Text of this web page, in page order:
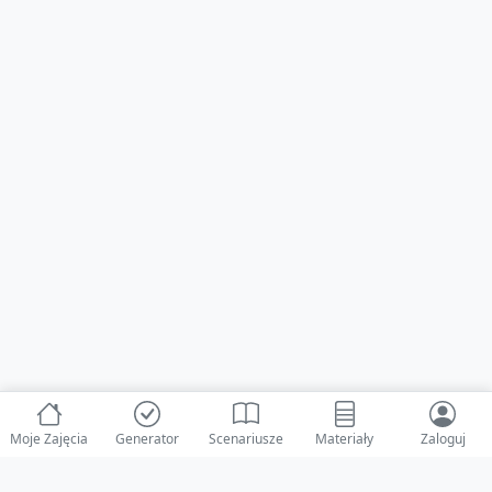
Moje Zajęcia Generator Scenariusze Materiały Zaloguj